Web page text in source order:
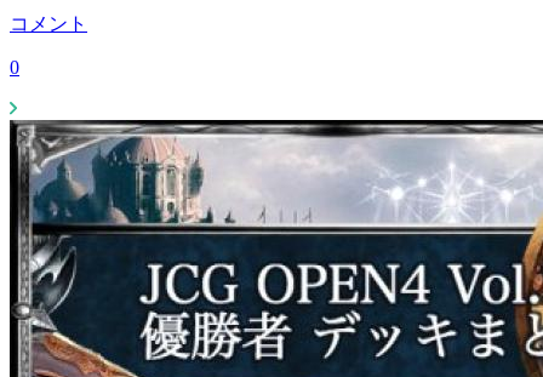
コメント
0